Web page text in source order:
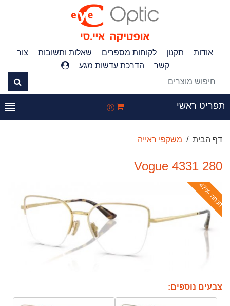
אודות תקנון לקוחות מספרים שאלות ותשובות
צור
קשר
הדרכת עדשות מגע
ראשי 0
דף הבית משקפי ראייה
Vogue 4331 280
ה
נ
ח
ה
4
7
צבעים נוספים: